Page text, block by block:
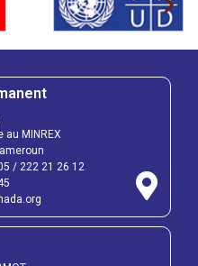
au MINREX
/ 222 21 26 12